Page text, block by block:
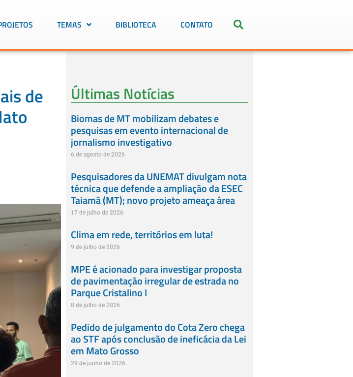
TEMAS BIBLIOTECA CONTATO
de Últimas Notícias
Biomas de MT mobilizam debates e
pesquisas em evento internacional de
jornalismo investigativo
6 de agosto de 2026
Pesquisadores da UNEMAT divulgam nota
técnica que defende a ampliação da ESEC
Taiamã (MT); novo projeto ameaça área
17 de julho de 2026
Clima em rede, territórios em luta!
9 de julho de 2026
MPE é acionado para investigar proposta
de pavimentação irregular de estrada no
Parque Cristalino I
8 de julho de 2026
Pedido de julgamento do Cota Zero chega
ao STF após conclusão de ineficácia da Lei
em Mato Grosso
29 de junho de 2026